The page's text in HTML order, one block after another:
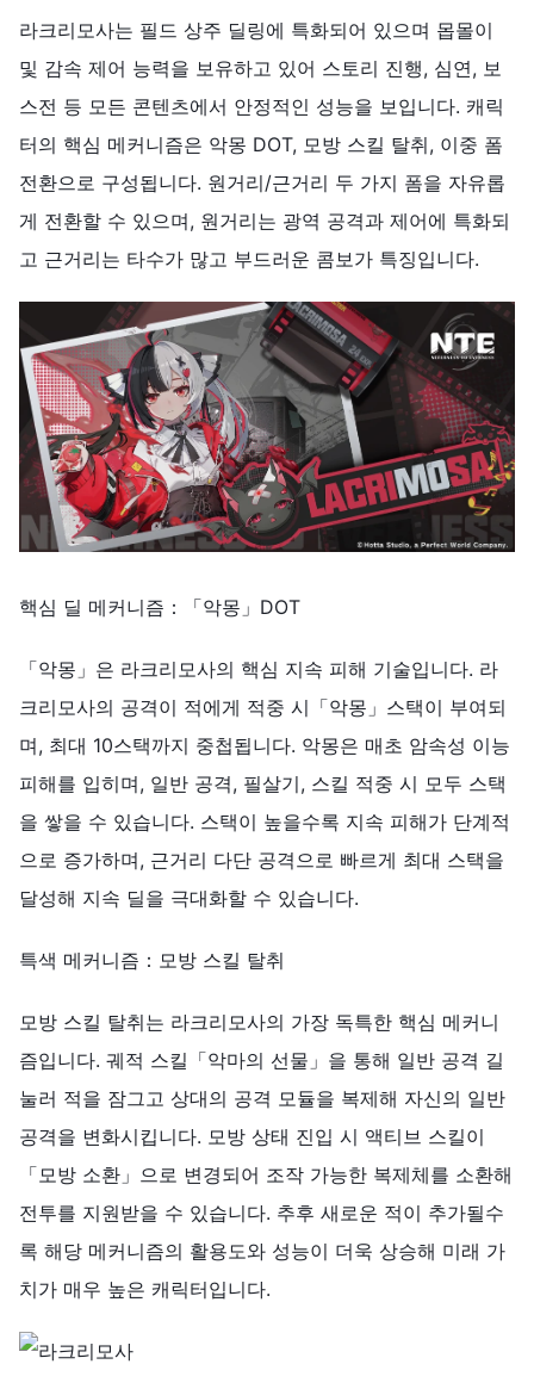
라크리모사는 필드 상주 딜링에 특화되어 있으며 몹몰이
및 감속 제어 능력을 보유하고 있어 스토리 진행, 심연, 보
스전 등 모든 콘텐츠에서 안정적인 성능을 보입니다. 캐릭
터의 핵심 메커니즘은 악몽 DOT, 모방 스킬 탈취, 이중 폼
전환으로 구성됩니다. 원거리/근거리 두 가지 폼을 자유롭
게 전환할 수 있으며, 원거리는 광역 공격과 제어에 특화되
고 근거리는 타수가 많고 부드러운 콤보가 특징입니다.
핵심 딜 메커니즘：「악몽」DOT
「악몽」은 라크리모사의 핵심 지속 피해 기술입니다. 라
크리모사의 공격이 적에게 적중 시「악몽」스택이 부여되
며, 최대 10스택까지 중첩됩니다. 악몽은 매초 암속성 이능
피해를 입히며, 일반 공격, 필살기, 스킬 적중 시 모두 스택
을 쌓을 수 있습니다. 스택이 높을수록 지속 피해가 단계적
으로 증가하며, 근거리 다단 공격으로 빠르게 최대 스택을
달성해 지속 딜을 극대화할 수 있습니다.
특색 메커니즘：모방 스킬 탈취
모방 스킬 탈취는 라크리모사의 가장 독특한 핵심 메커니
즘입니다. 궤적 스킬「악마의 선물」을 통해 일반 공격 길
눌러 적을 잠그고 상대의 공격 모듈을 복제해 자신의 일반
공격을 변화시킵니다. 모방 상태 진입 시 액티브 스킬이
「모방 소환」으로 변경되어 조작 가능한 복제체를 소환해
전투를 지원받을 수 있습니다. 추후 새로운 적이 추가될수
록 해당 메커니즘의 활용도와 성능이 더욱 상승해 미래 가
치가 매우 높은 캐릭터입니다.